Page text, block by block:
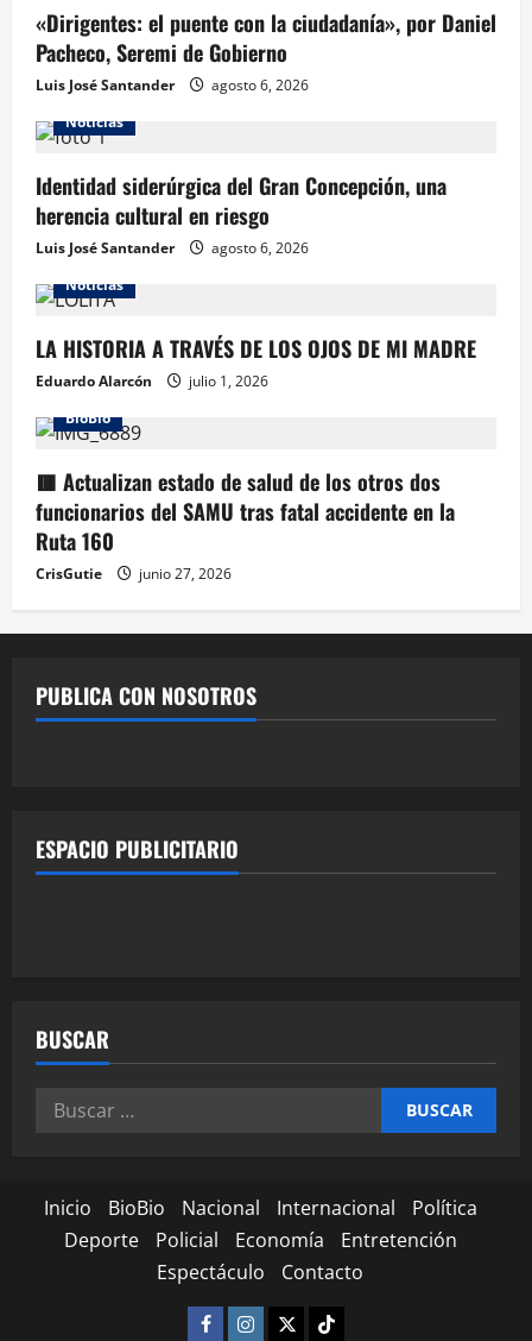
«Dirigentes: el puente con la ciudadanía», por Daniel
Pacheco, Seremi de Gobierno
Luis José Santander
agosto 6, 2026
Noticias
Identidad siderúrgica del Gran Concepción, una
herencia cultural en riesgo
Luis José Santander
agosto 6, 2026
Noticias
LA HISTORIA A TRAVÉS DE LOS OJOS DE MI MADRE
Eduardo Alarcón
julio 1, 2026
BioBio
🟥 Actualizan estado de salud de los otros dos
funcionarios del SAMU tras fatal accidente en la
Ruta 160
CrisGutie junio 27, 2026
PUBLICA CON NOSOTROS
ESPACIO PUBLICITARIO
BUSCAR
Inicio BioBio Nacional Internacional
Política
Deporte
Policial Economía
Entretención
Espectáculo
Contacto